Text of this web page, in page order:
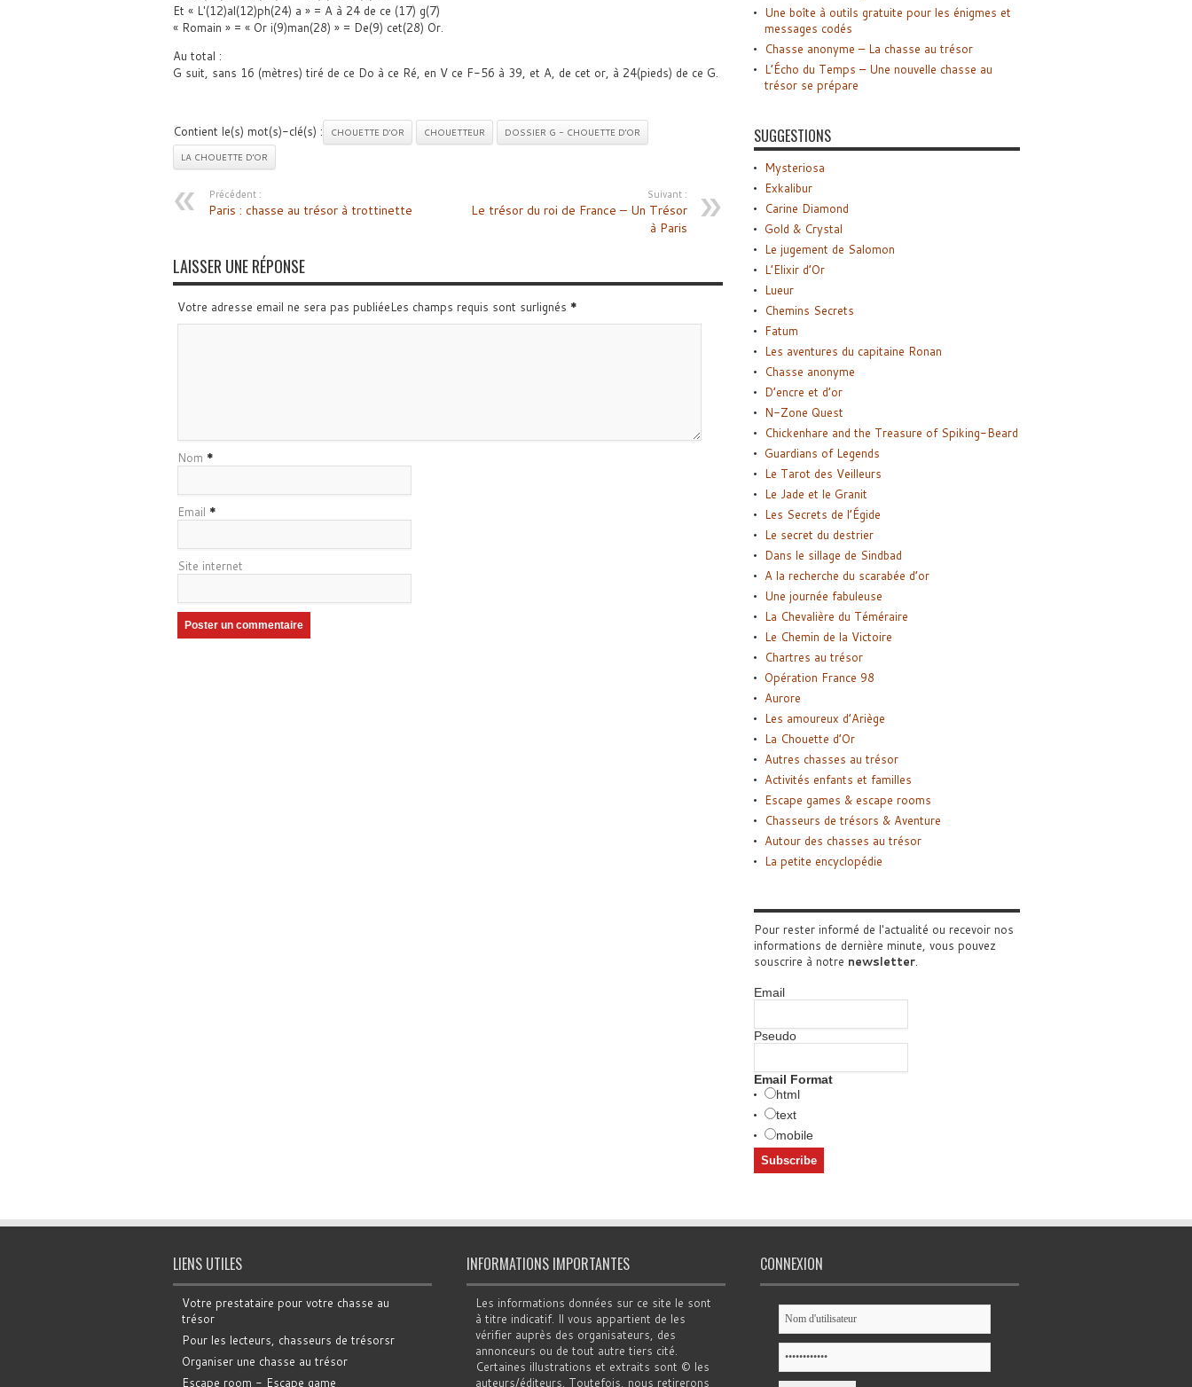
Et « L'(12)al(12)ph(24) a » = A à 24 de ce (17) g(7)
« Romain » = « Or i(9)man(28) » = De(9) cet(28) Or.
Au total :
G suit, sans 16 (mètres) tiré de ce Do à ce Ré, en V ce F-56 à 39, et A, de cet or, à 24(pieds) de ce G.
Contient le(s) mot(s)-clé(s) : CHOUETTE D'OR CHOUETTEUR
DOSSIER G - CHOUETTE D'OR
LA CHOUETTE D'OR
Précédent :
Paris : chasse au trésor à trottinette
Suivant :
Le trésor du roi de France – Un Trésor
à Paris
LAISSER UNE RÉPONSE
Votre adresse email ne sera pas publiéeLes champs requis sont surlignés *
Nom *
Email *
Site internet
Une boîte à outils gratuite pour les énigmes et
messages codés
Chasse anonyme – La chasse au trésor
L’Écho du Temps – Une nouvelle chasse au
trésor se prépare
SUGGESTIONS
Mysteriosa
Exkalibur
Carine Diamond
Gold & Crystal
Le jugement de Salomon
L’Elixir d’Or
Lueur
Chemins Secrets
Fatum
Les aventures du capitaine Ronan
Chasse anonyme
D’encre et d’or
N-Zone Quest
Chickenhare and the Treasure of Spiking-Beard
Guardians of Legends
Le Tarot des Veilleurs
Le Jade et le Granit
Les Secrets de l’Égide
Le secret du destrier
Dans le sillage de Sindbad
A la recherche du scarabée d’or
Une journée fabuleuse
La Chevalière du Téméraire
Le Chemin de la Victoire
Chartres au trésor
Opération France 98
Aurore
Les amoureux d’Ariège
La Chouette d’Or
Autres chasses au trésor
Activités enfants et familles
Escape games & escape rooms
Chasseurs de trésors & Aventure
Autour des chasses au trésor
La petite encyclopédie
Pour rester informé de l'actualité ou recevoir nos
informations de dernière minute, vous pouvez
souscrire à notre newsletter.
Email
Pseudo
Email Format
html
text
mobile
LIENS UTILES
Votre prestataire pour votre chasse au
trésor
Pour les lecteurs, chasseurs de trésorsr
Organiser une chasse au trésor
Escape room - Escape game
INFORMATIONS IMPORTANTES
Les informations données sur ce site le sont
à titre indicatif. Il vous appartient de les
vérifier auprès des organisateurs, des
annonceurs ou de tout autre tiers cité.
Certaines illustrations et extraits sont © les
auteurs/éditeurs. Toutefois, nous retirerons
CONNEXION